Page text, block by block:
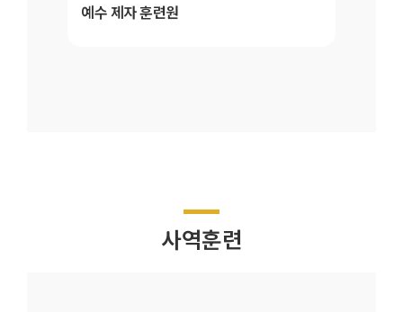
예수 제자 훈련원
사역훈련